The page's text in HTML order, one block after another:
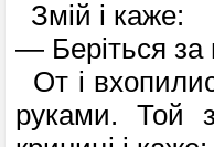
Змій і каже:
— Беріться за
От і
руками. Той